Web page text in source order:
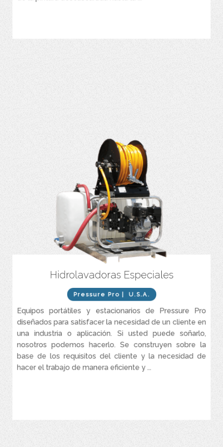
Hidrolavadoras Especiales
Pressure Pro| U.S.A.
Equipos portátiles y estacionarios de Pressure Pro
diseñados para satisfacer la necesidad de un cliente en
una industria o aplicación. Si usted puede soñarlo,
nosotros podemos hacerlo. Se construyen sobre la
base de los requisitos del cliente y la necesidad de
hacer el trabajo de manera eficiente y ...
Sistemas de montaje en vehículos utilitarios entre 3 – 10 GPM y
100